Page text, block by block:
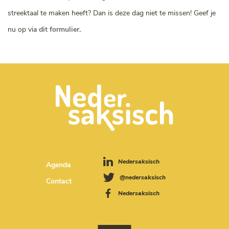
streektaal te maken heeft? Dan is deze dag niet te missen! Geef je
nu op via dit formulier.
Agenda
Contact
Nedersaksisch
@nedersaksisch
Nedersaksisch